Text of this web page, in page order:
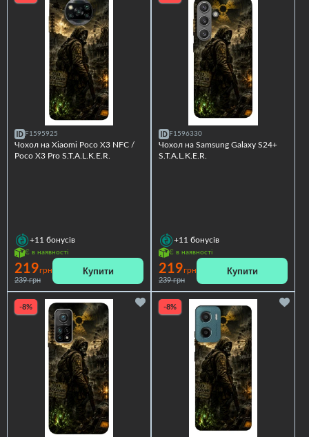
F1595925
Чохол на Xiaomi Poco X3 NFC /
Poco X3 Pro S.T.A.L.K.E.R.
+11 бонусів
Є в наявності
219грн
239 грн
Купити
F1596330
Чохол на Samsung Galaxy S24+
S.T.A.L.K.E.R.
+11 бонусів
Є в наявності
219грн
239 грн
Купити
-8% -8%